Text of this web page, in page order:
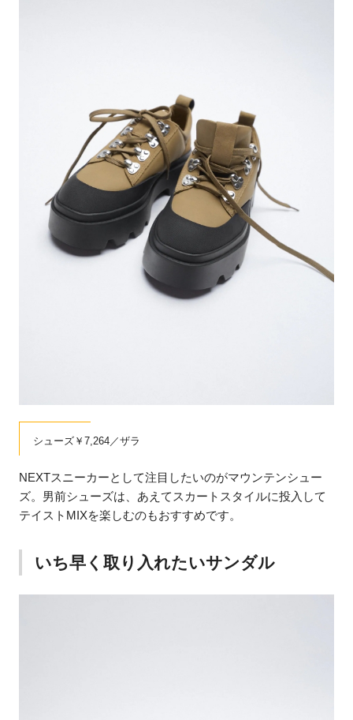
シューズ￥7,264／ザラ
NEXTスニーカーとして注目したいのがマウンテンシュー
ズ。男前シューズは、あえてスカートスタイルに投入して
テイストMIXを楽しむのもおすすめです。
いち早く取り入れたいサンダル